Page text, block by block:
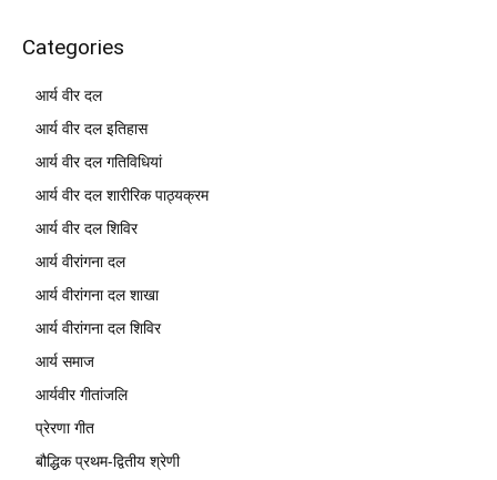
Categories
आर्य वीर दल
आर्य वीर दल इतिहास
आर्य वीर दल गतिविधियां
आर्य वीर दल शारीरिक पाठ्यक्रम
आर्य वीर दल शिविर
आर्य वीरांगना दल
आर्य वीरांगना दल शाखा
आर्य वीरांगना दल शिविर
आर्य समाज
आर्यवीर गीतांजलि
प्रेरणा गीत
बौद्धिक प्रथम-द्वितीय श्रेणी